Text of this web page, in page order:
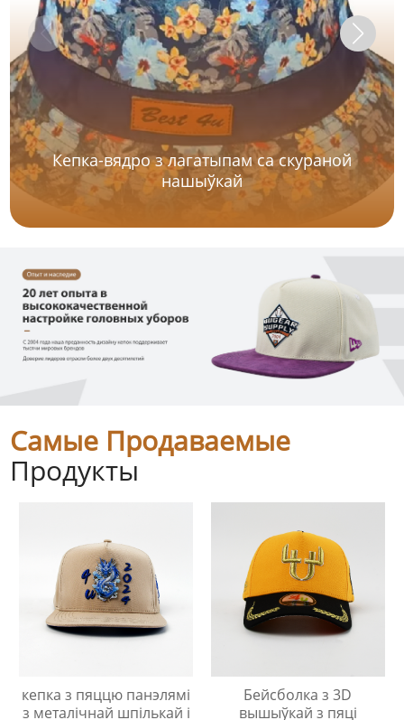
Кепка-вядро з лагатыпам са скураной
нашыўкай
Самые Продаваемые
Продукты
кепка з пяццю панэлямі
з металічнай шпількай і
Бейсболка з 3D
вышыўкай з пяці